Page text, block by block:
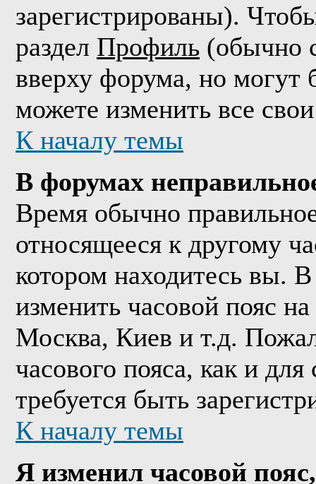
зарегистрированы).
раздел Профиль (обычно
вверху форума, но
можете изменить все
К началу темы
В форумах
Время обычно
относящееся к другому
котором находитесь вы.
изменить часовой пояс
Москва, Киев и т.д.
часового пояса, как и
требуется быть
К началу темы
Я изменил часовой